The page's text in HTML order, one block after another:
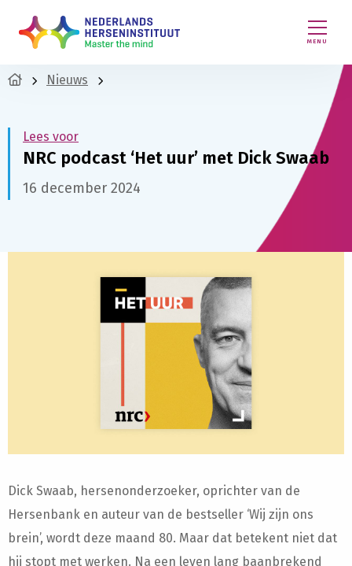
MENU
Nieuws
Lees voor
NRC podcast ‘Het uur’ met Dick Swaab
16 december 2024
Dick Swaab, hersenonderzoeker, oprichter van de
Hersenbank en auteur van de bestseller ‘Wij zijn ons
brein’, wordt deze maand 80. Maar dat betekent niet dat
hij stopt met werken. Na een leven lang baanbrekend